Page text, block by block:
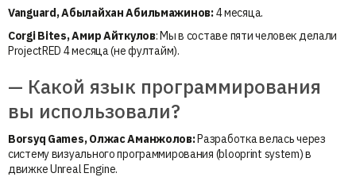
Vanguard, АбылайханАбильмажинов:4 месяца.
Corgi Bites, Амир Айткулов: Мы в составе пяти человек делали
ProjectRED 4 месяца (не фултайм).
— Какой язык программирования
вы использовали?
Borsyq Games, Олжас Аманжолов:Разработка велась через
систему визуального программирования (blooprint system) в
движке Unreal Engine.